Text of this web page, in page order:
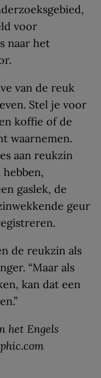
voor
naar het
van de reuk
Stel je voor
koffie of de
waarnemen.
aan reukzin
gaslek, de
geur
de reukzin als
“Maar als
kan dat een
het Engels